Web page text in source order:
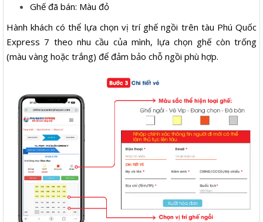
Ghế đã bán: Màu đỏ
Hành khách có thể lựa chọn vị trí ghế ngồi trên tàu Phú Quốc
Express 7 theo nhu cầu của mình, lựa chọn ghế còn trống
(màu vàng hoặc trắng) để đảm bảo chỗ ngồi phù hợp.